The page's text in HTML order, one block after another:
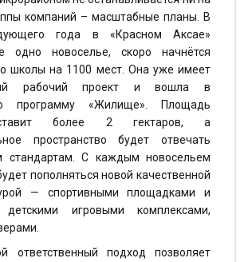
компаний – масштабные планы. В
года в «Красном Аксае»
одно новоселье, скоро начнётся
школы на 1100 мест. Она уже имеет
рабочий проект и вошла в
программу «Жилище». Площадь
более 2 гектаров, а
пространство будет отвечать
стандартам. С каждым новосельем
пополняться новой качественной
— спортивными площадками и
детскими игровыми комплексами,
ответственный подход позволяет